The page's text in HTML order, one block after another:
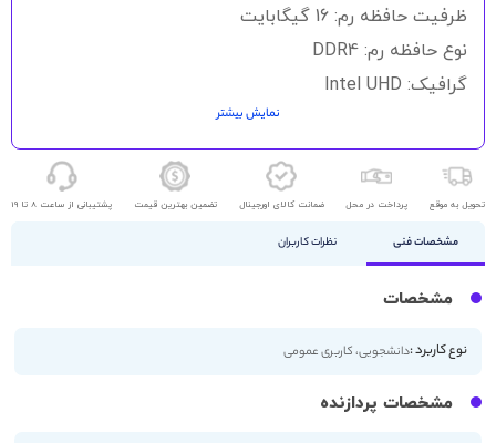
ظرفیت حافظه رم: 16 گیگابایت
نوع حافظه رم: DDR4
گرافیک: Intel UHD
اندازه صفحه نمایش: 14 اینچ
کیفیت صفحه نمایش: FHD
نمایش بیشتر
تحویل به موقع پرداخت در محل ضمانت کالای اورجینال تضمین بهترین قیمت پشتیبانی از ساعت 8 تا 19
مشخصات فنی نظرات کاربران
مشخصات
نوع کاربرد :دانشجویی، کاربری عمومی
مشخصات پردازنده